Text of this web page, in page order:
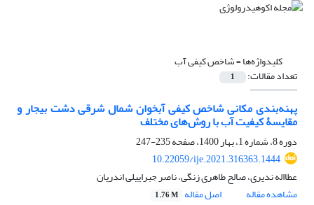
کلیدواژه‌ها =شاخص کیفی آب
تعداد مقالات: 1
پهنه‌بندی مکانی شاخص کیفی آبخوان شمال شرقی دشت بیجار و
مقایسۀ کیفیت آب با روش‌های مختلف
دوره 8، شماره 1، بهار 1400، صفحه
235-247
10.22059/ije.2021.316363.1444
عطااله ندیری، صالح طاهری زنگی، ناصر جبراییلی اندریان‌
مشاهده مقاله
اصل مقاله 1.76 M